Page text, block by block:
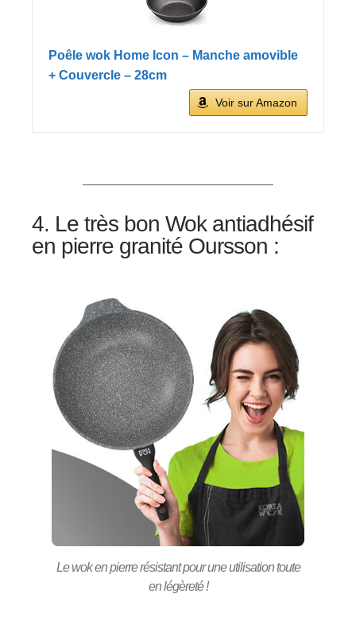
Poêle wok Home Icon – Manche amovible
+ Couvercle – 28cm
Voir sur Amazon
4. Le très bon Wok antiadhésif
en pierre granité Oursson :
Le wok en pierre résistant pour une utilisation toute
en légèreté !